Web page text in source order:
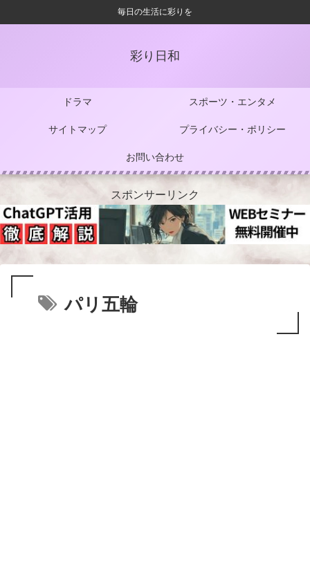
毎日の生活に彩りを
彩り日和
ドラマ スポーツ・エンタメ
サイトマップ プライバシー・ポリシー
お問い合わせ
スポンサーリンク
パリ五輪